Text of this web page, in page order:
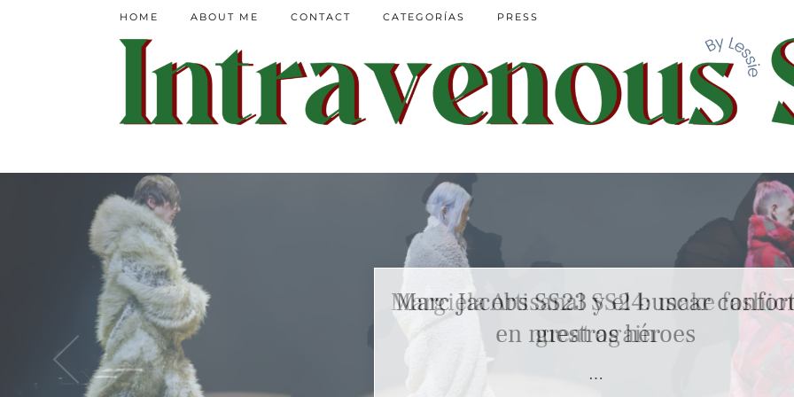
HOME ABOUT ME CONTACT CATEGORÍAS PRESS
Marc Jacobs SS23 y el buscar confort
en nuestros héroes
…